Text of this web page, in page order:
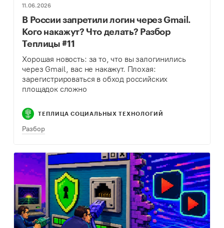
11.06.2026
В России запретили логин через Gmail.
Кого накажут? Что делать? Разбор
Теплицы #11
Хорошая новость: за то, что вы залогинились
через Gmail, вас не накажут. Плохая:
зарегистрироваться в обход российских
площадок сложно
ТЕПЛИЦА СОЦИАЛЬНЫХ ТЕХНОЛОГИЙ
Разбор